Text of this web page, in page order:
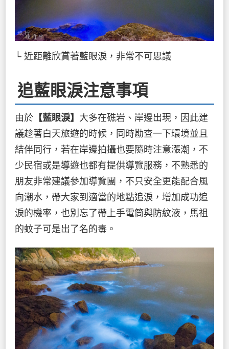
└ 近距離欣賞著藍眼淚，非常不可思議
追藍眼淚注意事項
由於 【藍眼淚】 大多在礁岩、岸邊出現，因此建
議趁著白天旅遊的時候，同時勘查一下環境並且
結伴同行，若在岸邊拍攝也要隨時注意漲潮，不
少民宿或是導遊也都有提供導覽服務，不熟悉的
朋友非常建議參加導覽團，不只安全更能配合風
向潮水，帶大家到適當的地點追淚，增加成功追
淚的機率，也別忘了帶上手電筒與防紋液，馬祖
的蚊子可是出了名的毒。